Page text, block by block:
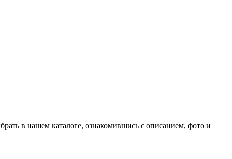
в нашем каталоге, ознакомившись с описанием, фото и